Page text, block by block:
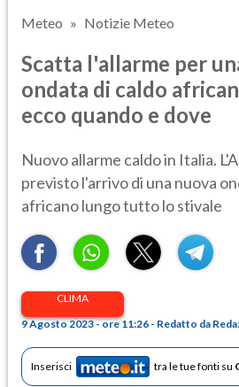
Meteo Notizie Meteo
Scatta l'allarme per
ondata di caldo
ecco quando e dove
Nuovo allarme caldo in Italia.
previsto l'arrivo di una nuova
africano lungo tutto lo stivale
CLIMA
9 Agosto 2023 - ore 11:26 - Redatto da
Inserisci tra le tue fonti su